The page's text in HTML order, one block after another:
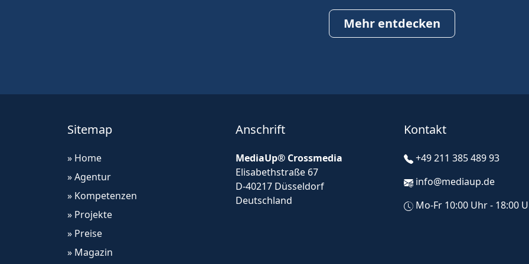
Mehr entdecken
Sitemap
» Home
» Agentur
» Kompetenzen
» Projekte
» Preise
» Magazin
Anschrift
MediaUp® Crossmedia
Elisabethstraße 67
D-40217 Düsseldorf
Deutschland
Kontakt
+49 211 385 489 93
info@mediaup.de
Mo-Fr 10:00 Uhr - 18:00